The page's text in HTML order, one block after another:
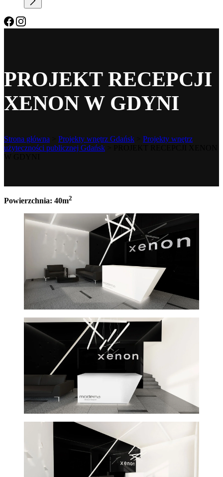
PROJEKT RECEPCJI
XENON W GDYNI
Strona główna Projekty wnętrz Gdańsk
Projekty wnętrz
użyteczności publicznej Gdańsk
Powierzchnia: 40m2